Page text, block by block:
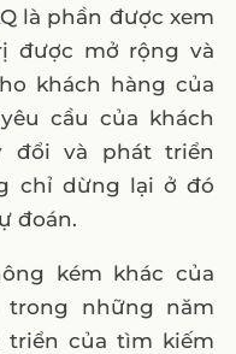
là phần được xem
được mở rộng và
khách hàng của
cầu của khách
đổi và phát triển
chỉ dừng lại ở đó
đoán.
kém khác của
trong những năm
của tìm kiếm